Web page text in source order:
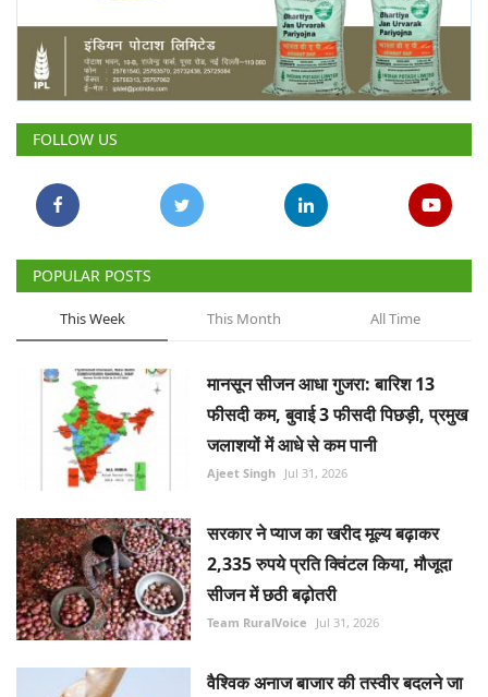
Rural Connect
Gallery
National
Latest News
Agriculture Conclave and NACOF
Awards 2022
Agri Start-Ups
Language
English Hindi
FOLLOW US
POPULAR POSTS
This Week This Month All Time
मानसून सीजन आधा गुजरा: बारिश 13
फीसदी कम, बुवाई 3 फीसदी पिछड़ी, प्रमुख
जलाशयों में आधे से कम पानी
Ajeet Singh Jul 31, 2026
सरकार ने प्याज का खरीद मूल्य बढ़ाकर
2,335 रुपये प्रति क्विंटल किया, मौजूदा
सीजन में छठी बढ़ोतरी
Team RuralVoice Jul 31, 2026
वैश्विक अनाज बाजार की तस्वीर बदलने जा